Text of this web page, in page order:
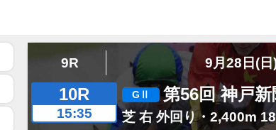
9R 9月28日(日
10R
15:35
第56回 神戸新
芝 右 外回り・2,400m